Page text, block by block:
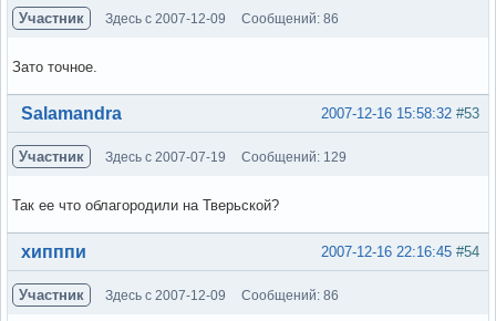
Участник Здесь с 2007-12-09 Сообщений: 86
Зато точное.
Вне форума #53
2007-12-16 15:58:32
Salamandra
Участник Здесь с 2007-07-19 Сообщений: 129
Так ее что облагородили на Тверьской?
Вне форума #54
2007-12-16 22:16:45
хипппи
Участник Здесь с 2007-12-09 Сообщений: 86